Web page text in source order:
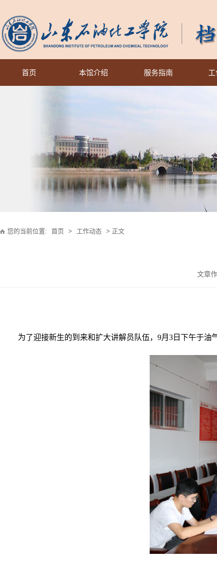
首页 本馆介绍 服务指南
您的当前位置: 首页 > 工作动态 > 正文
文章
为了迎接新生的到来和扩大讲解员队伍，9月3 日下午于油